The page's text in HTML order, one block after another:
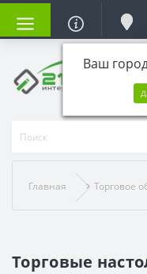
Ваш
Главная Торговое
Торговые